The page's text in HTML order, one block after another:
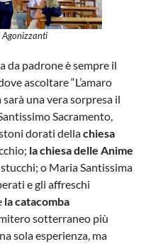
Agonizzanti
da padrone è sempre il
ascoltare “L’amaro
una vera sorpresa il
Sacramento,
dorati dellachiesa
la chiesa delle Anime
o Maria Santissima
e gli affreschi
la catacomba
sotterraneo più
sola esperienza, ma